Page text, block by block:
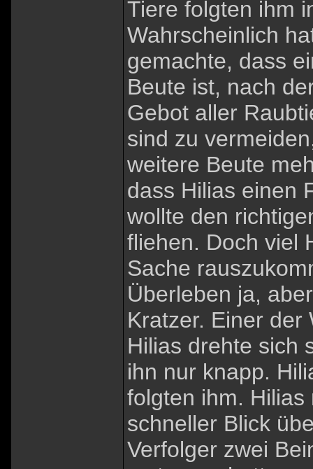
Tiere folgten ihm
Wahrscheinlich
gemachte, dass
Beute ist, nach
Gebot aller
sind zu
weitere Beute
dass Hilias einen
wollte den
fliehen. Doch viel
Sache
Überleben ja,
Kratzer. Einer der
Hilias drehte sich
ihn nur knapp.
folgten ihm.
schneller Blick
Verfolger zwei